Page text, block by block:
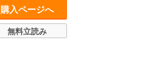
購入ページへ
無料立読み